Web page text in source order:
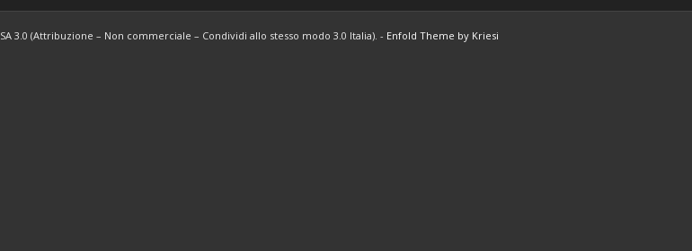
3.0 (Attribuzione – Non commerciale – Condividi allo stesso modo 3.0 Italia). - Enfold Theme by Kriesi